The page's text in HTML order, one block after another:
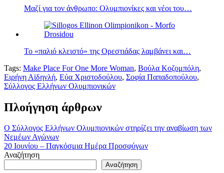
Μαζί για τον άνθρωπο: Ολυμπιονίκες και νέοι του…
Το «παλιό κλειστό» της Ορεστιάδας λαμβάνει και…
Tags: Make Place For One More Woman, Βούλα Κοζομπόλη,
Ειρήνη Αϊδηνλή, Εύα Χριστοδούλου, Σοφία Παπαδοπούλου,
Σύλλογος Ελλήνων Ολυμπιονικών
Πλοήγηση άρθρων
Ο Σύλλογος Ελλήνων Ολυμπιονικών στηρίζει την αναβίωση των
Νεμέων Αγώνων
20 Ιουνίου – Παγκόσμια Ημέρα Προσφύγων
Αναζήτηση
Αναζήτηση